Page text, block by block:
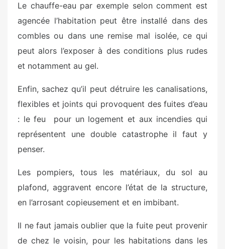
Le chauffe-eau par exemple selon comment est
agencée l’habitation peut être installé dans des
combles ou dans une remise mal isolée, ce qui
peut alors l’exposer à des conditions plus rudes
et notamment au gel.
Enfin, sachez qu’il peut détruire les canalisations,
flexibles et joints qui provoquent des fuites d’eau
: le feu pour un logement et aux incendies qui
représentent une double catastrophe il faut y
penser.
Les pompiers, tous les matériaux, du sol au
plafond, aggravent encore l’état de la structure,
en l’arrosant copieusement et en imbibant.
Il ne faut jamais oublier que la fuite peut provenir
de chez le voisin, pour les habitations dans les